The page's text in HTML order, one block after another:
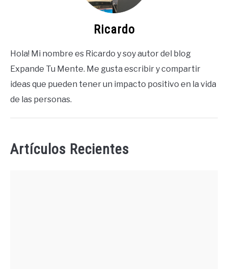
Ricardo
Hola! Mi nombre es Ricardo y soy autor del blog
Expande Tu Mente. Me gusta escribir y compartir
ideas que pueden tener un impacto positivo en la vida
de las personas.
Artículos Recientes